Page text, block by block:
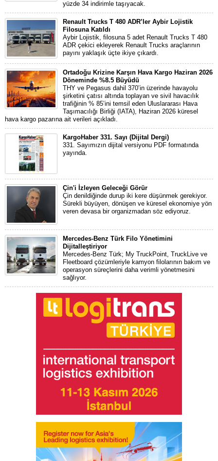
yüzde 34 indirimle taşıyacak.
Renault Trucks T 480 ADR’ler Aybir Lojistik
Filosuna Katıldı
Aybir Lojistik, filosuna 5 adet Renault Trucks T 480
ADR çekici ekleyerek Renault Trucks araçlarının
payını yaklaşık üçte ikiye çıkardı.
Ortadoğu Krizine Karşın Hava Kargo Haziran 2026
Döneminde %8.5 Büyüdü
THY ve Pegasus dahil 370’in üzerinde havayolu
şirketini çatısı altında toplayan ve sivil havacılık
trafiğinin % 85’ini temsil eden Uluslararası Hava
Taşımacılığı Birliği (IATA), Haziran 2026 küresel
hava kargo pazarına ait verileri açıkladı.
KargoHaber 331. Sayı (Dijital Dergi)
331. Sayımızın dijital versiyonu PDF formatında
yayında.
Çin'i İzleyen Geleceği Görür
Çin denildiğinde durup iki kere düşünmek gerekiyor.
Sürekli büyüyen, dönüşen ve küresel ekonomiye yön
veren devasa bir organizmadan söz ediyoruz.
Mercedes-Benz Türk Filo Yönetimini
Dijitalleştiriyor
Mercedes-Benz Türk; My TruckPoint, TruckLive ve
Fleetboard çözümleriyle kamyon filolarının bakım ve
operasyon süreçlerini daha verimli yönetmesini
sağlıyor.